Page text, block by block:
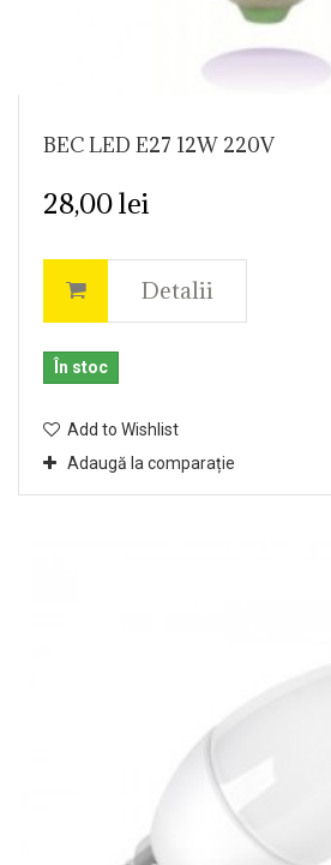
BEC LED E27 12W 220V
28,00 lei
Detalii
În stoc
Add to Wishlist
Adaugă la comparație